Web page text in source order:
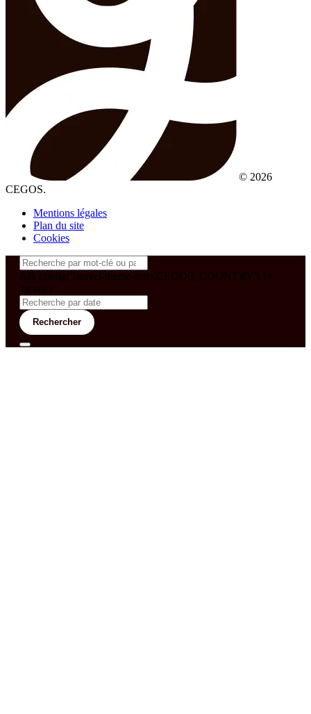
© 2026
CEGOS.
Mentions légales
Plan du site
Cookies
&& config('laravel-theme-inter.CEGOS_COUNTRY') !=
'neves')
Rechercher